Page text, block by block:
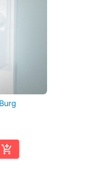

Ajouter au panier